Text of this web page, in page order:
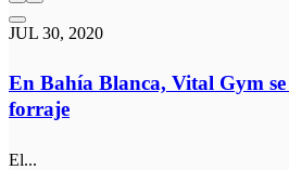
JUL 30, 2020
En Bahía Blanca, Vital Gym
forraje
El...